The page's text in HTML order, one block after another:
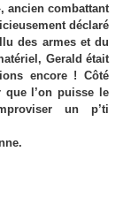
ancien combattant
déclaré
des armes et du
Gerald était
encore ! Côté
l’on puisse le
un p’ti